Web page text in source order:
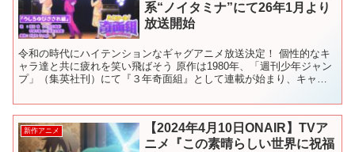
系“ノイタミナ”にて26年1月より
放送開始
令和の時代にハイテンションなギャグアニメ放送決定！ 個性的なキ
ャラ達と共に疲れを笑い飛ばそう 原作は1980年、「週刊少年ジャン
プ」（集英社刊）にて『３年奇面組』として連載が始まり、キャラ
新作アニメ
【2024年4月10日ONAIR】TVア
ニメ『この素晴らしい世界に祝福